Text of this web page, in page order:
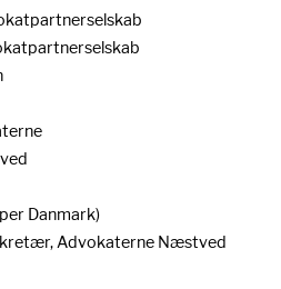
Danmark)
Advokaterne Næstved